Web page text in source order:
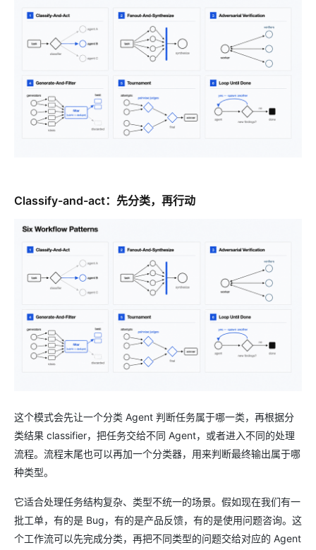
Classify-and-act：先分类，再行动
这个模式会先让一个分类 Agent 判断任务属于哪一类，再根据分
类结果 classifier，把任务交给不同 Agent，或者进入不同的处理
流程。流程末尾也可以再加一个分类器，用来判断最终输出属于哪
种类型。
它适合处理任务结构复杂、类型不统一的场景。假如现在我们有一
批工单，有的是 Bug，有的是产品反馈，有的是使用问题咨询。这
个工作流可以先完成分类，再把不同类型的问题交给对应的 Agent